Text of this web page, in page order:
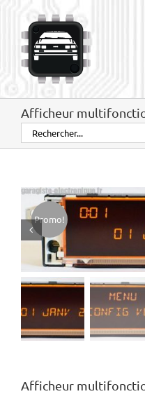
contenu
Afficheur
Rechercher:
Promo!
Afficheur